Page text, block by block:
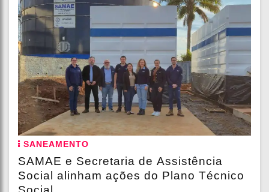
SANEAMENTO
SAMAE e Secretaria de Assistência
Social alinham ações do Plano Técnico